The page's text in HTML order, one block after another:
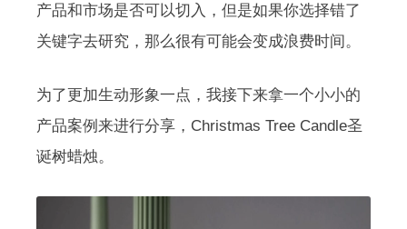
产品和市场是否可以切入，但是如果你选择错了
关键字去研究，那么很有可能会变成浪费时间。
为了更加生动形象一点，我接下来拿一个小小的
产品案例来进行分享，Christmas Tree Candle圣
诞树蜡烛。